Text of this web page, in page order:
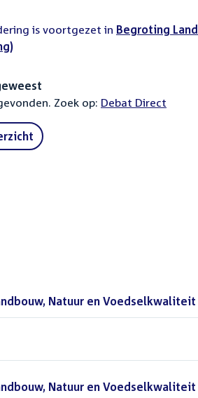
is voortgezet in Begroting
Zoek op: Debat Direct
Natuur en Voedselkwaliteit
Natuur en Voedselkwaliteit